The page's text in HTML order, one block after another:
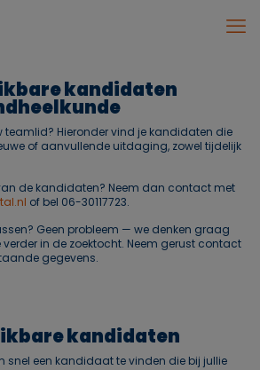
kandidaten
teamlid? Hieronder vind je kandidaten die
of aanvullende uitdaging, zowel tijdelijk
de kandidaten? Neem dan contact met
of bel 06-30117723.
Geen probleem — we denken graag
verder in de zoektocht. Neem gerust contact
gegevens.
kandidaten
snel een kandidaat te vinden die bij jullie